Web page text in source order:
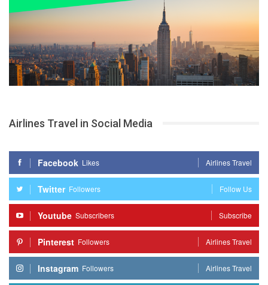
Airlines Travel in Social Media
Facebook Likes Airlines Travel
Twitter Followers Follow Us
Youtube Subscribers Subscribe
Pinterest Followers Airlines Travel
Instagram Followers Airlines Travel